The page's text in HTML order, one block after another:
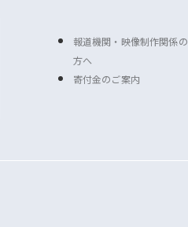
報道機関・映像制作関係の
方へ
寄付金のご案内